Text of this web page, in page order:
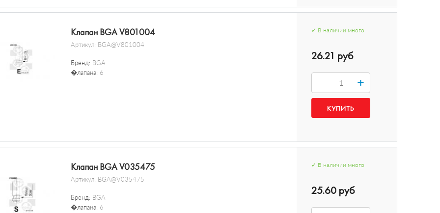
Клапан BGA V801004
Артикул: BGA@V801004
Бренд: BGA
�лапана: 6
✓ В наличии много
26.21 руб
+
Клапан BGA V035475
Артикул: BGA@V035475
Бренд: BGA
�лапана: 6
✓ В наличии много
25.60 руб